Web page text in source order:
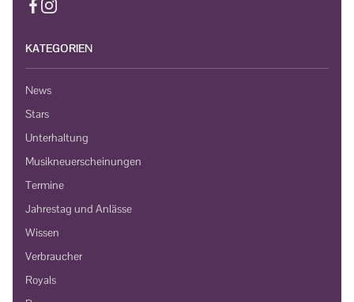
KATEGORIEN
News
Stars
Unterhaltung
Musikneuerscheinungen
Termine
Jahrestag und Anlässe
Wissen
Verbraucher
Royals